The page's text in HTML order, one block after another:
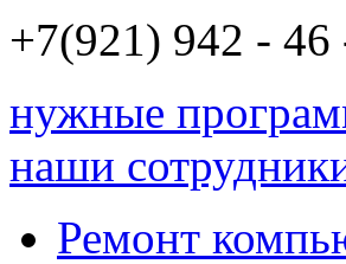
+7(921) 942 - 46
нужные
наши
Ремонт